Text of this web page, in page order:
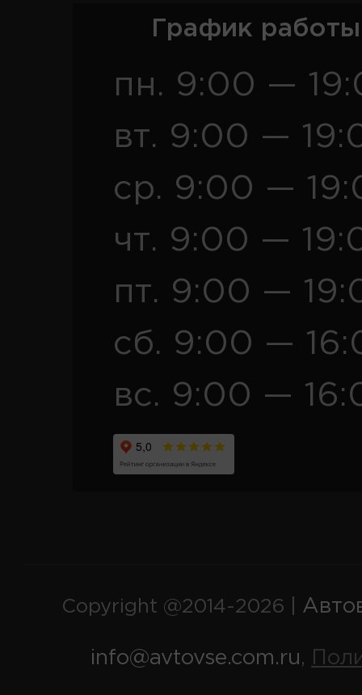
График
пн. 9:00 —
вт. 9:00 —
ср. 9:00 —
чт. 9:00 —
пт. 9:00 —
сб. 9:00 —
вс. 9:00 —
Copyright @2014-2026 |
info@avtovse.com.ru,